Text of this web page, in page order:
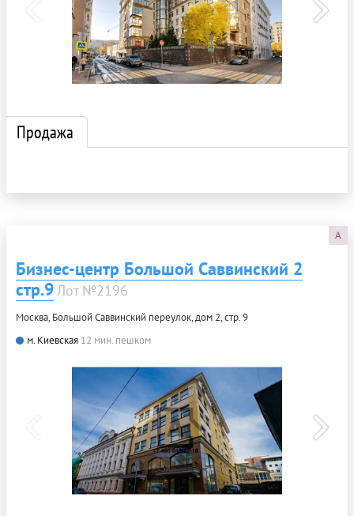
Продажа
A
Бизнес-центр Большой Саввинский 2
стр.9Лот №2196
Москва, Большой Саввинский переулок, дом 2, стр. 9
м. Киевская 12 мин. пешком